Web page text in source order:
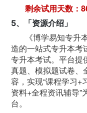
剩余试用天数：
5、「资源介绍」
《博学易知专
造的一站式专升本考
专升本考试。平台提
真题、模拟题试卷、
容，实现“课程学习+
资料+全程资讯辅导
台。